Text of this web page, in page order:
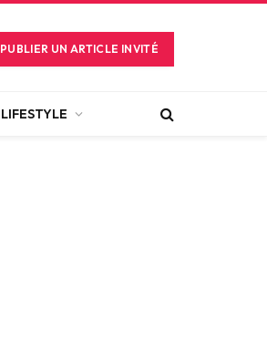
PUBLIER UN ARTICLE INVITÉ
LIFESTYLE